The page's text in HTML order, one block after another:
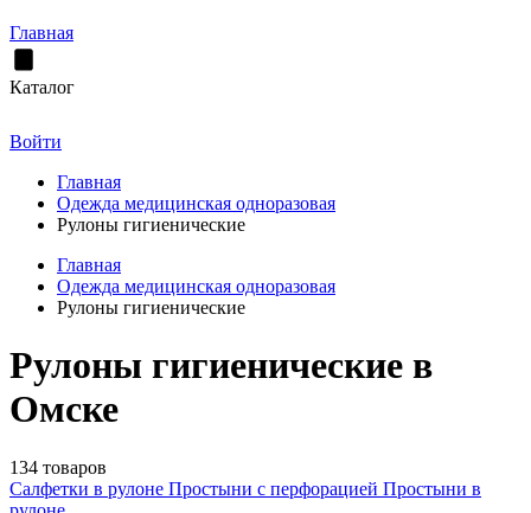
Главная
Каталог
Войти
Главная
Одежда медицинская одноразовая
Рулоны гигиенические
Главная
Одежда медицинская одноразовая
Рулоны гигиенические
Рулоны гигиенические в
Омске
134 товаров
Салфетки в рулоне Простыни с перфорацией Простыни в